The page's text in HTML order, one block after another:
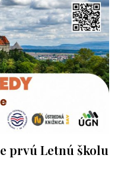
prvú Letnú školu